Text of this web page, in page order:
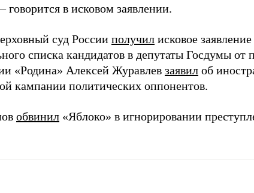
в исковом заявлении.
суд России получил исковое
списка кандидатов в депутаты Госдумы от
«Родина» Алексей Журавлев заявил об
кампании политических оппонентов.
обвинил «Яблоко» в игнорировании